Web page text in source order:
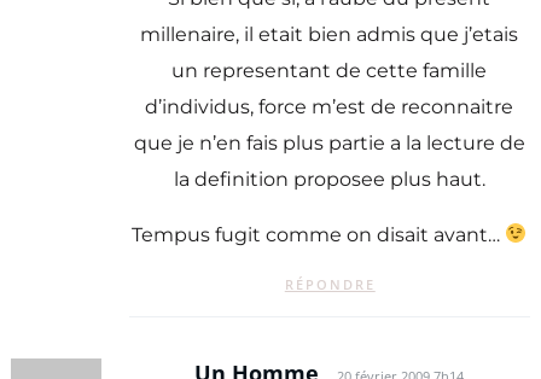
millenaire, il etait bien admis que j’etais
un representant de cette famille
d’individus, force m’est de reconnaitre
que je n’en fais plus partie a la lecture de
la definition proposee plus haut.
Tempus fugit comme on disait avant…
RÉPONDRE
Un Homme